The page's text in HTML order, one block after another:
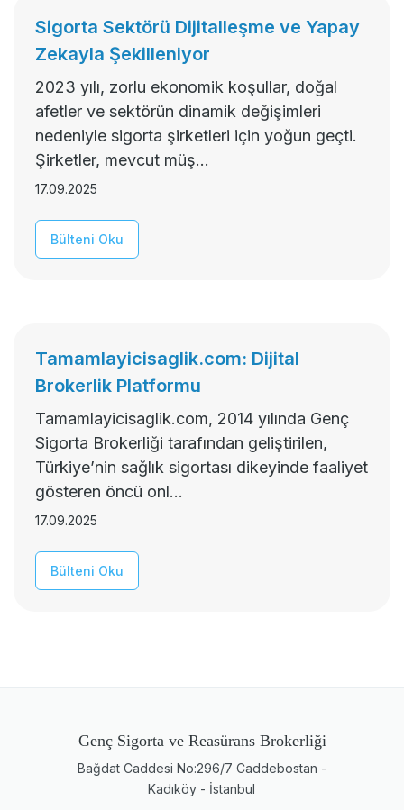
Sigorta Sektörü Dijitalleşme ve Yapay
Zekayla Şekilleniyor
2023 yılı, zorlu ekonomik koşullar, doğal
afetler ve sektörün dinamik değişimleri
nedeniyle sigorta şirketleri için yoğun geçti.
Şirketler, mevcut müş...
17.09.2025
Bülteni Oku
Tamamlayicisaglik.com: Dijital
Brokerlik Platformu
Tamamlayicisaglik.com, 2014 yılında Genç
Sigorta Brokerliği tarafından geliştirilen,
Türkiye’nin sağlık sigortası dikeyinde faaliyet
gösteren öncü onl...
17.09.2025
Bülteni Oku
Genç Sigorta ve Reasürans Brokerliği
Bağdat Caddesi No:296/7 Caddebostan -
Kadıköy - İstanbul